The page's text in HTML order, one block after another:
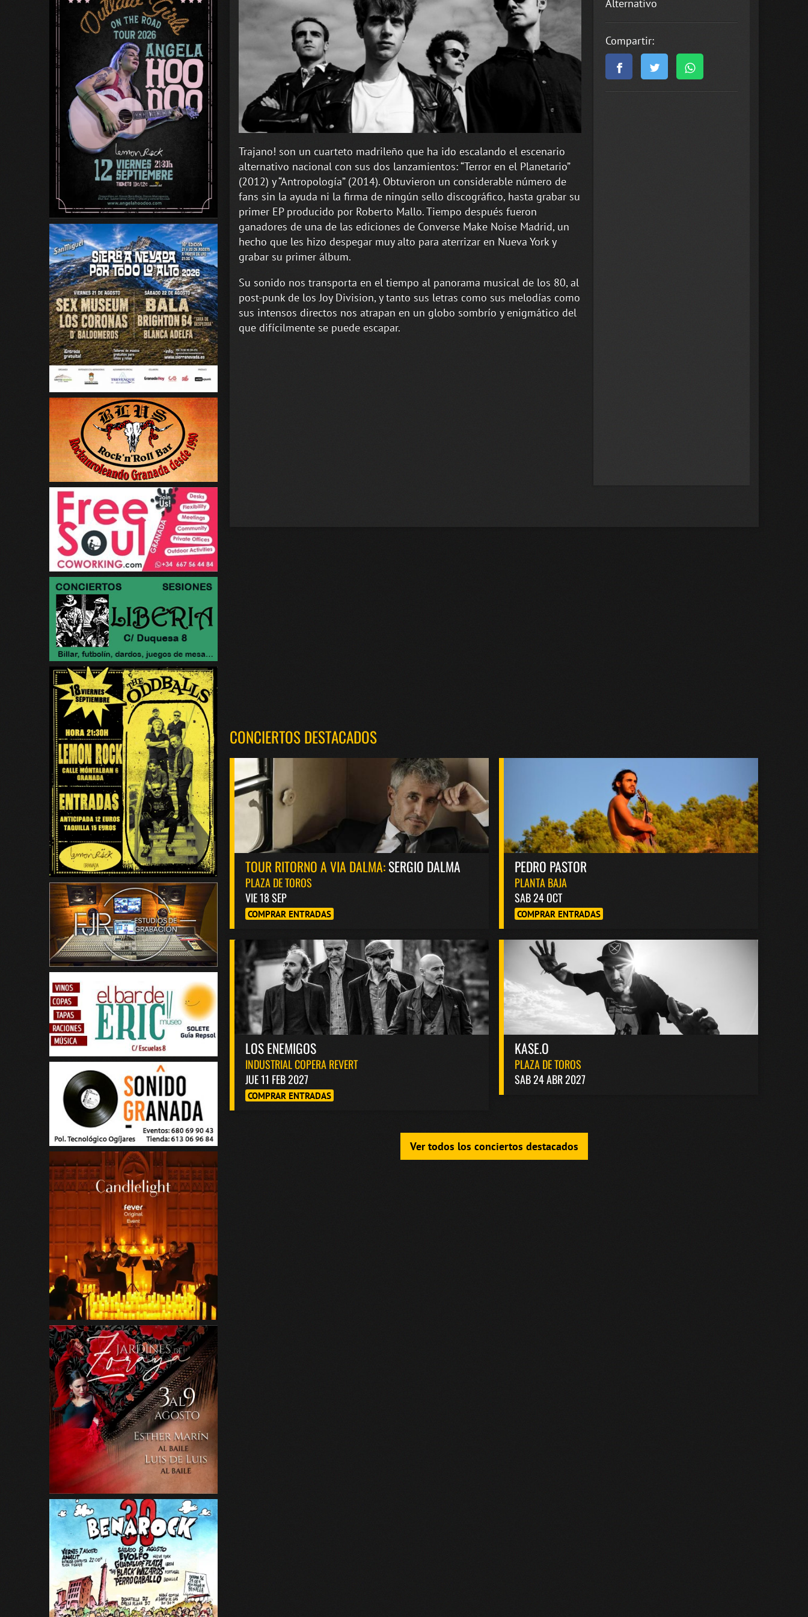
Alternativo
Compartir:
Trajano! son un cuarteto madrileño que ha ido escalando el escenario
alternativo nacional con sus dos lanzamientos: “Terror en el Planetario”
(2012) y “Antropología” (2014). Obtuvieron un considerable número de
fans sin la ayuda ni la firma de ningún sello discográfico, hasta grabar su
primer EP producido por Roberto Mallo. Tiempo después fueron
ganadores de una de las ediciones de Converse Make Noise Madrid, un
hecho que les hizo despegar muy alto para aterrizar en Nueva York y
grabar su primer álbum.
Su sonido nos transporta en el tiempo al panorama musical de los 80, al
post-punk de los Joy Division, y tanto sus letras como sus melodías como
sus intensos directos nos atrapan en un globo sombrío y enigmático del
que difícilmente se puede escapar.
CONCIERTOS DESTACADOS
TOUR RITORNO A VIA DALMA:SERGIO DALMA
PLAZA DE TOROS
VIE 18 SEP
COMPRAR ENTRADAS
PEDRO PASTOR
PLANTA BAJA
SAB 24 OCT
COMPRAR ENTRADAS
LOS ENEMIGOS
INDUSTRIAL COPERA REVERT
JUE 11 FEB 2027
COMPRAR ENTRADAS
KASE.O
PLAZA DE TOROS
SAB 24 ABR 2027
Ver todos los conciertos destacados